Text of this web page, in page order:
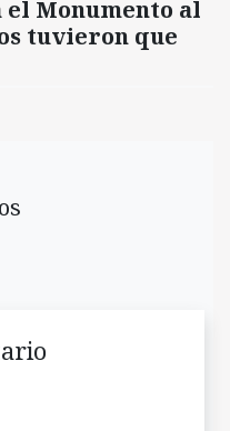
Monumento al
tuvieron que